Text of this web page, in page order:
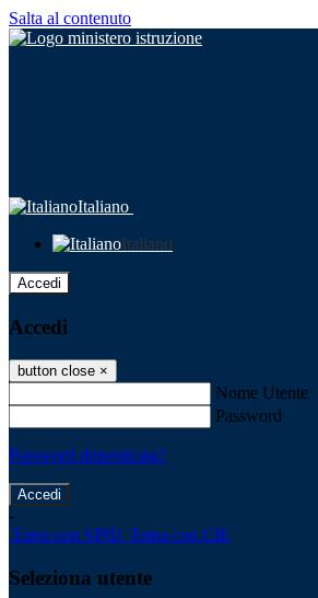
Salta al contenuto
Italiano
Italiano
Accedi
Accedi
button close ×
Nome Utente
Password
Password dimenticata?
-
Entra con SPID Entra con CIE
Seleziona utente